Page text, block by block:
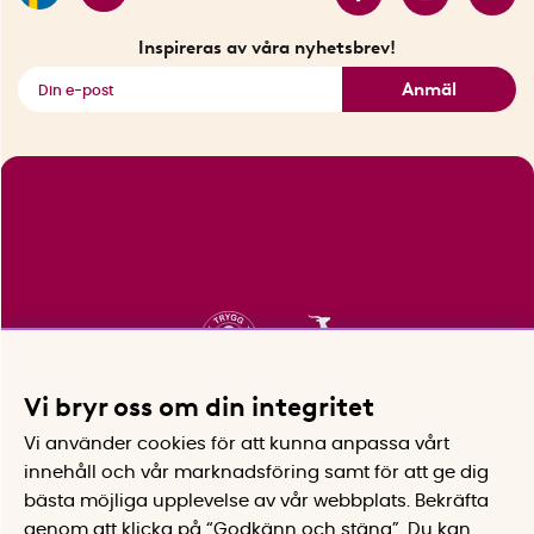
Inspireras av våra nyhetsbrev!
Anmäl
Vi bryr oss om din integritet
Vi använder cookies för att kunna anpassa vårt
innehåll och vår marknadsföring samt för att ge dig
bästa möjliga upplevelse av vår webbplats.
Bekräfta
genom att klicka på “Godkänn och stäng”. Du kan